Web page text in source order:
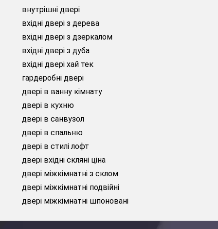
внутрішні двері
вхідні двері з дерева
вхідні двері з дзеркалом
вхідні двері з дуба
вхідні двері хай тек
гардеробні двері
двері в ванну кімнату
двері в кухню
двері в санвузол
двері в спальню
двері в стилі лофт
двері вхідні скляні ціна
двері міжкімнатні з склом
двері міжкімнатні подвійні
двері міжкімнатні шпоновані